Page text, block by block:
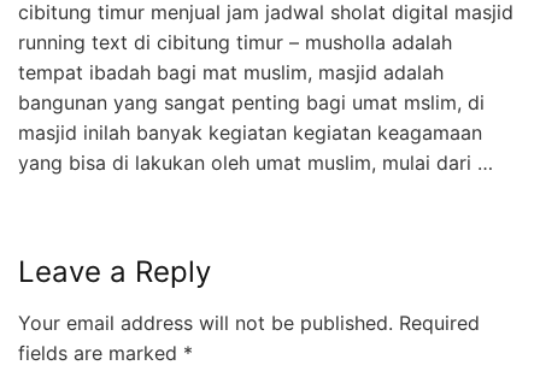
cibitung timur menjual jam jadwal sholat digital masjid
running text di cibitung timur – musholla adalah
tempat ibadah bagi mat muslim, masjid adalah
bangunan yang sangat penting bagi umat mslim, di
masjid inilah banyak kegiatan kegiatan keagamaan
yang bisa di lakukan oleh umat muslim, mulai dari …
Leave a Reply
Your email address will not be published. Required
fields are marked *